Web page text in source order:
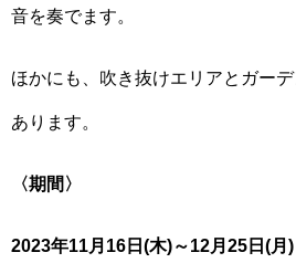
音を奏でます。
ほかにも、吹き抜けエリアとガー
あります。
〈期間〉
2023年11月16日(木)～12月25日(月)